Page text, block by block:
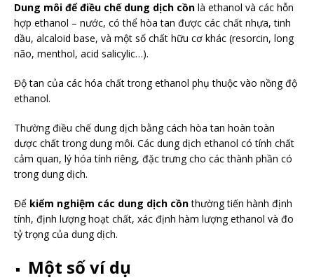
Dung môi để điều chế dung dịch cồn là ethanol và các hỗn
hợp ethanol – nước, có thể hòa tan được các chất nhựa, tinh
dầu, alcaloid base, và một số chất hữu cơ khác (resorcin, long
não, menthol, acid salicylic…).
Độ tan của các hóa chất trong ethanol phụ thuộc vào nồng độ
ethanol.
Thường điều chế dung dịch bằng cách hòa tan hoàn toàn
dược chất trong dung môi. Các dung dịch ethanol có tính chất
cảm quan, lý hóa tính riêng, đặc trưng cho các thành phần có
trong dung dịch.
Để kiểm nghiệm các dung dịch cồnthường tiến hành định
tính, định lượng hoạt chất, xác định hàm lượng ethanol và đo
tỷ trọng của dung dịch.
Một số ví dụ